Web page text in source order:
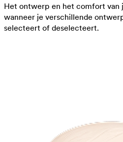
Het ontwerp en het comfort van
wanneer je verschillende
selecteert of deselecteert.